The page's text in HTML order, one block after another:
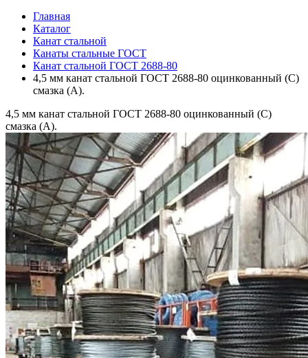
Главная
Каталог
Канат стальной
Канаты стальные ГОСТ
Канат стальной ГОСТ 2688-80
4,5 мм канат стальной ГОСТ 2688-80 оцинкованный (С)
смазка (А).
4,5 мм канат стальной ГОСТ 2688-80 оцинкованный (С)
смазка (А).